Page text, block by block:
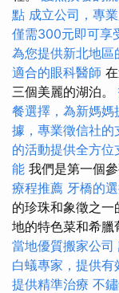
點 成立公司，專
僅需300元即可享
為您提供新北地區
適合的眼科醫師
三個美麗的湖泊。
餐選擇，為新媽
據，專業徵信社的
的活動提供全方位
能 我們是第一個
療程推薦 牙橋的
的珍珠和象徵之
地的特色菜和希臘
當地優質搬家公司
白蟻專家，提供
提供精準治療 不